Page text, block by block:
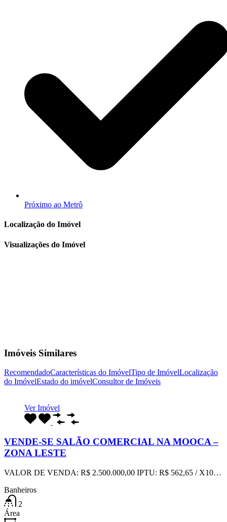
Próximo ao Metrô
Localização do Imóvel
Visualizações do Imóvel
Imóveis Similares
RecomendadoCaracterísticas do ImóvelTipo de ImóvelLocalização
do ImóvelEstado do imóvelConsultor de Imóveis
Ver Imóvel
VENDE-SE SALÃO COMERCIAL NA MOOCA –
ZONA LESTE
VALOR DE VENDA: R$ 2.500.000,00 IPTU: R$ 562,65 / X10…
Banheiros
2
Área